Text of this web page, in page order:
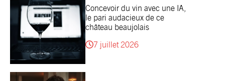
Concevoir du vin avec une IA,
le pari audacieux de ce
château beaujolais
7 juillet 2026